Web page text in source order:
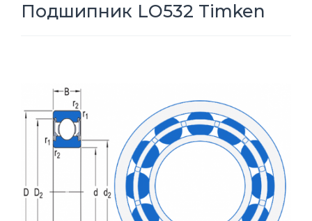
Подшипник LO532 Timken